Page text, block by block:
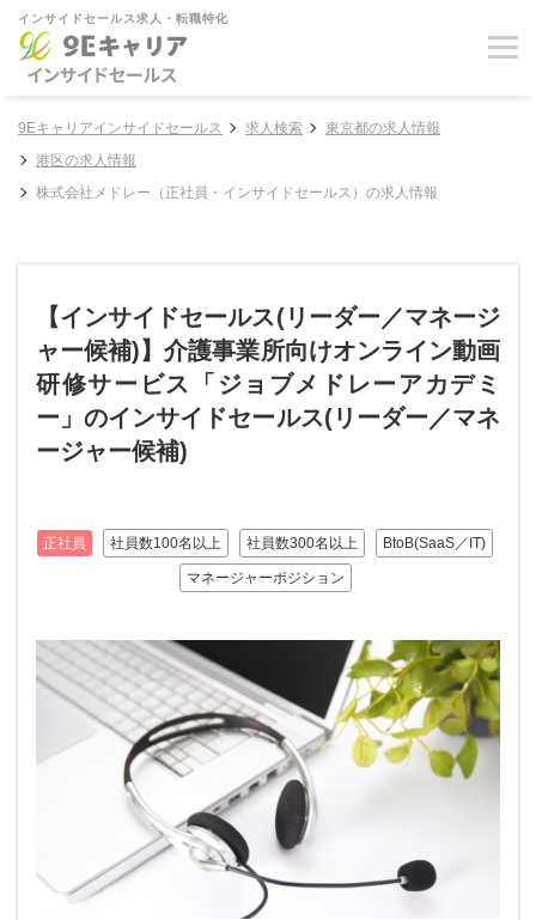
インサイドセールス求人・転職特化
9Eキャリアインサイドセールス 求人検索
東京都の求人情報
港区の求人情報
株式会社メドレー（正社員・インサイドセールス）の求人情報
【インサイドセールス(リーダー／マネージ
ャー候補)】介護事業所向けオンライン動画
研修サービス「ジョブメドレーアカデミ
ー」のインサイドセールス(リーダー／マネ
ージャー候補)
正社員 社員数100名以上 社員数300名以上 BtoB(SaaS／IT)
マネージャーポジション